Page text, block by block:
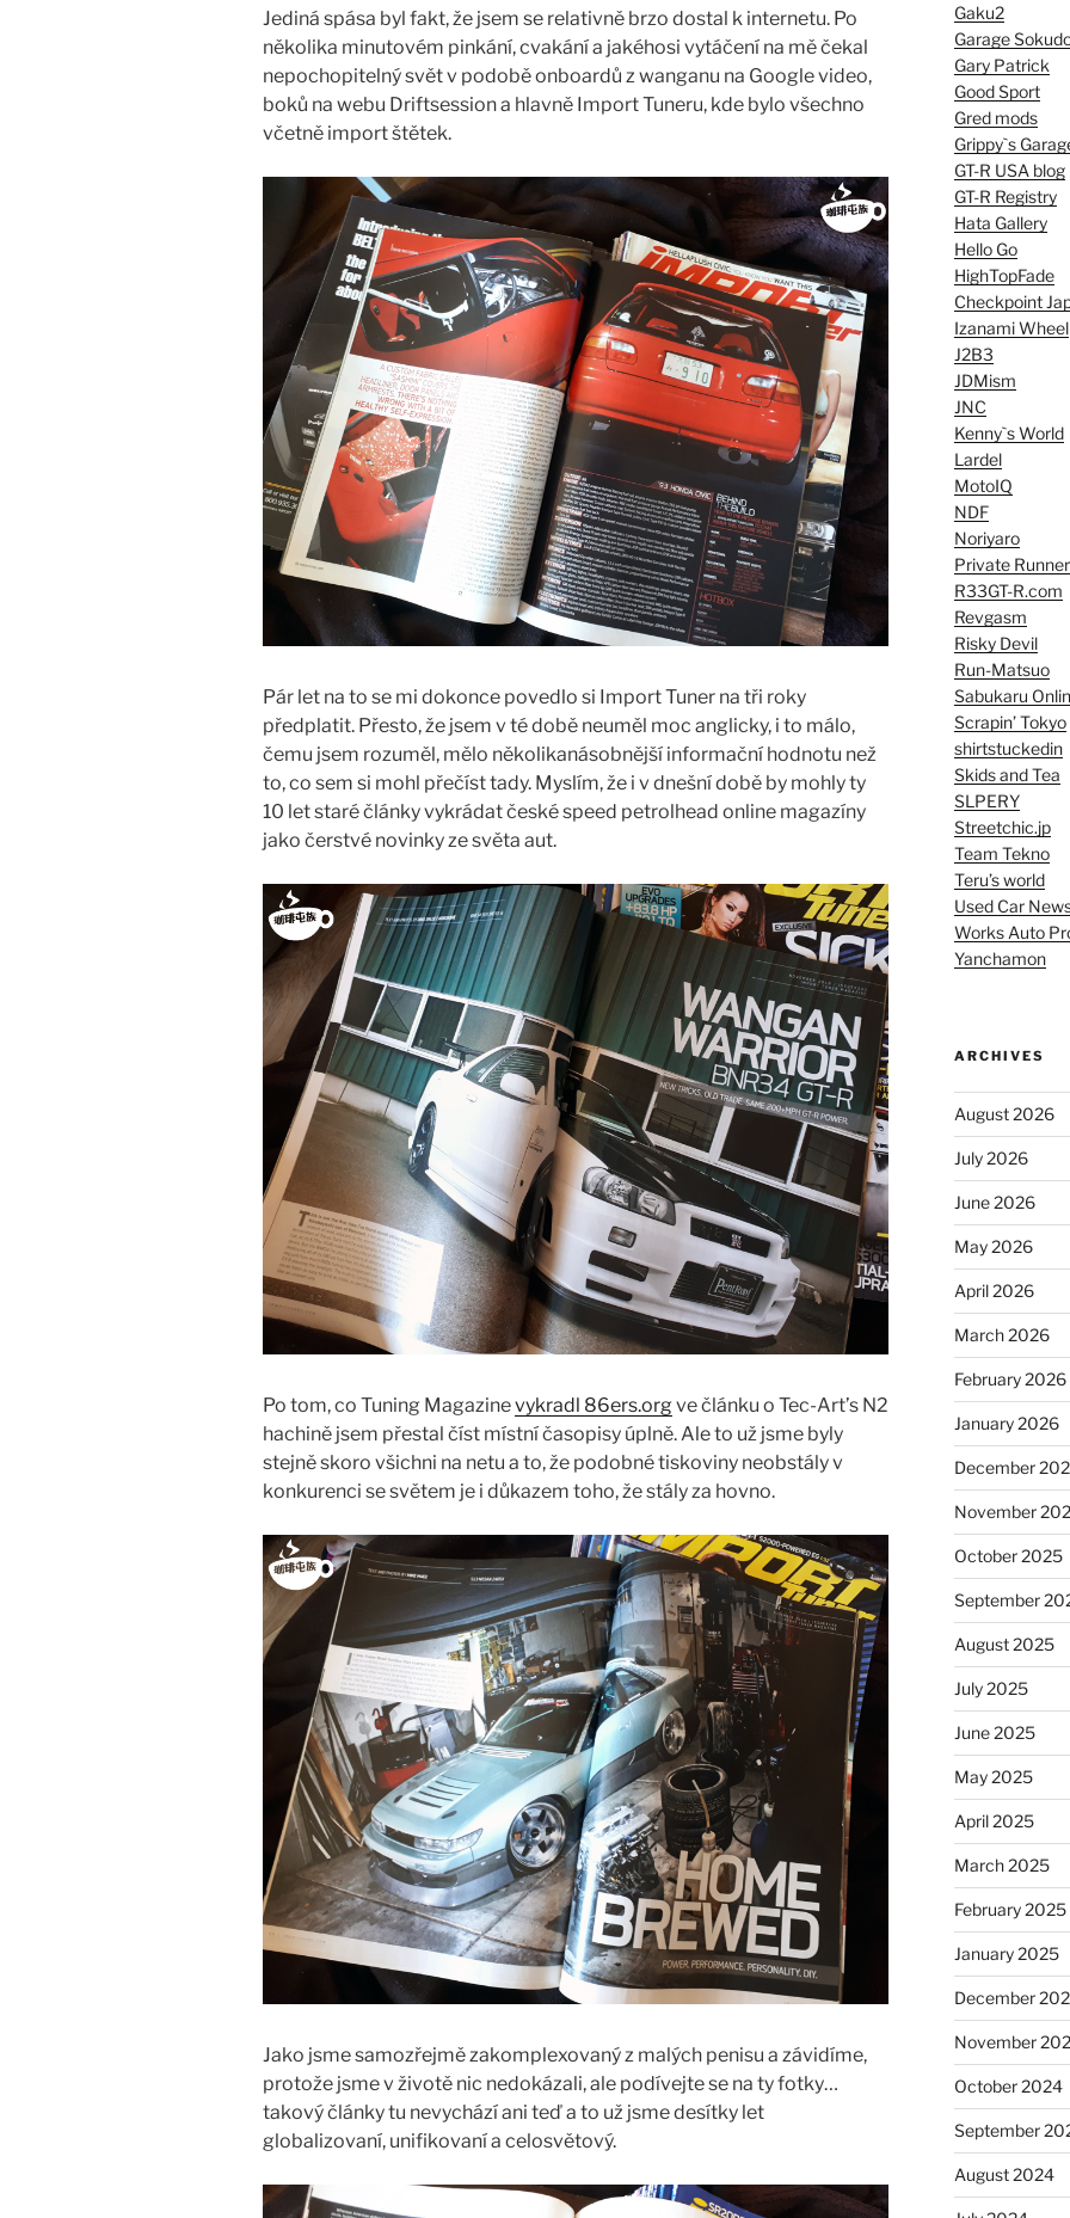
Jediná spása byl fakt, že jsem se relativně brzo dostal k internetu. Po
několika minutovém pinkání, cvakání a jakéhosi vytáčení na mě čekal
nepochopitelný svět v podobě onboardů z wanganu na Google video,
boků na webu Driftsession a hlavně Import Tuneru, kde bylo všechno
včetně import štětek.
Pár let na to se mi dokonce povedlo si Import Tuner na tři roky
předplatit. Přesto, že jsem v té době neuměl moc anglicky, i to málo,
čemu jsem rozuměl, mělo několikanásobnější informační hodnotu než
to, co sem si mohl přečíst tady. Myslím, že i v dnešní době by mohly ty
10 let staré články vykrádat české speed petrolhead online magazíny
jako čerstvé novinky ze světa aut.
Po tom, co Tuning Magazinevykradl 86ers.orgve článku o Tec-Art’s N2
hachině jsem přestal číst místní časopisy úplně. Ale to už jsme byly
stejně skoro všichni na netu a to, že podobné tiskoviny neobstály v
konkurenci se světem je i důkazem toho, že stály za hovno.
Jako jsme samozřejmě zakomplexovaný z malých penisu a závidíme,
protože jsme v životě nic nedokázali, ale podívejte se na ty fotky…
takový články tu nevychází ani teď a to už jsme desítky let
globalizovaní, unifikovaní a celosvětový.
Gaku2
Garage
Gary Patrick
Good Sport
Gred mods
Grippy`s
GT-R USA blog
GT-R Registry
Hata Gallery
Hello Go
HighTopFade
Checkpoint
Izanami Wheel
J2B3
JDMism
JNC
Kenny`s World
Lardel
MotoIQ
NDF
Noriyaro
Private
R33GT-R.com
Revgasm
Risky Devil
Run-Matsuo
Sabukaru
Scrapin’ Tokyo
shirtstuckedin
Skids and Tea
SLPERY
Streetchic.jp
Team Tekno
Teru’s world
Used Car
Works Auto
Yanchamon
ARCHIVES
August 2026
July 2026
June 2026
May 2026
April 2026
March 2026
February 2026
January 2026
December
November
October 2025
September
August 2025
July 2025
June 2025
May 2025
April 2025
March 2025
February 2025
January 2025
December
November
October 2024
September
August 2024